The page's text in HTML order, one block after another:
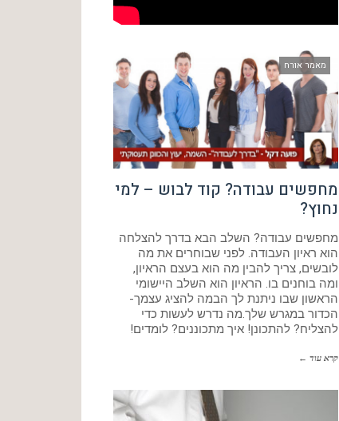
מאמר אורח
מחפשים עבודה? קוד לבוש – למי
נחוץ?
מחפשים עבודה? השלב הבא בדרך להצלחה
הוא ראיון העבודה. לפני שבוחרים את מה
לובשים, צריך להבין מה הוא בעצם הראיון,
ומה בוחנים בו. הראיון הוא השלב היישומי
הראשון שבו ניתנת לך הבמה להציג עצמך-
הכדור במגרש שלך.מה נדרש לעשות כדי
להצליח? להתכונן! איך מתכוננים? לומדים!
קרא עוד ←